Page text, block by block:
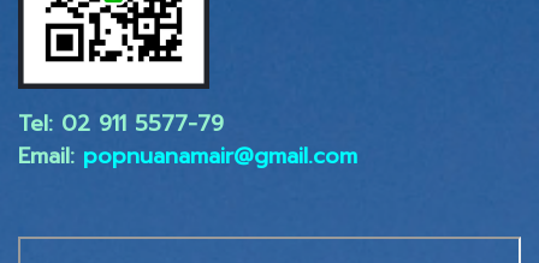
Tel: 02 ​911 5577-79
Email: popnuanamair@gmail.com